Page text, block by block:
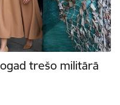
trešo militārā